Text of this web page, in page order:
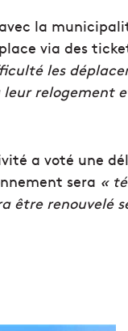
la
via des
les
relogement
a voté une
sera «
être renouvelé